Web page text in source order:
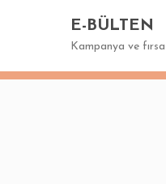
E-BÜLTEN
Kampanya ve